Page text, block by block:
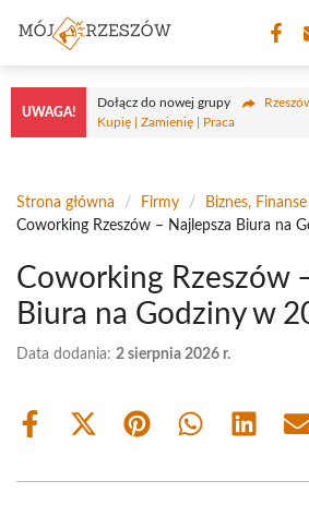
treści
UWAGA!
Dołącz do nowej grupy
Kupię | Zamienię | Praca
Strona główna / Firmy / Biznes,
Coworking Rzeszów – Najlepsza Biura na
Coworking Rzeszów
Biura na Godziny w
Data dodania: 2 sierpnia 2026 r.
Share
Share
(Twitter)
Share Share Share